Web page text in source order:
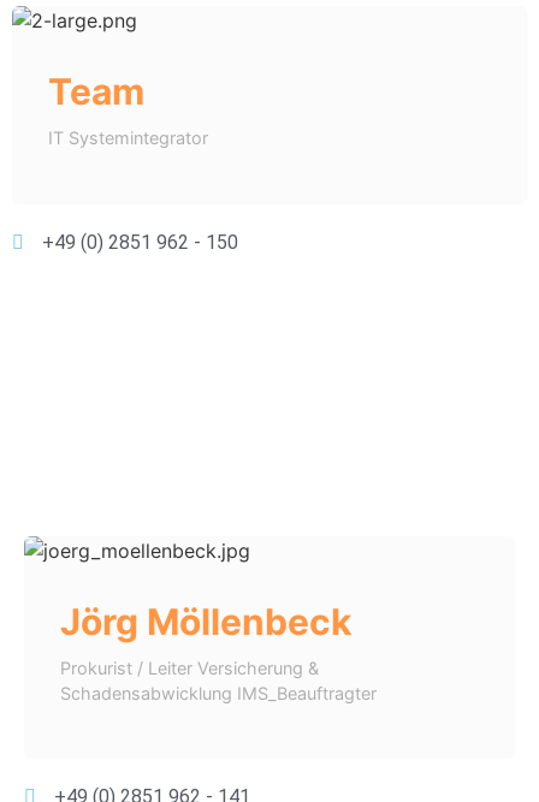
Team
IT Systemintegrator
+49 (0) 2851 962 - 150
Jörg Möllenbeck
Prokurist / Leiter Versicherung &
Schadensabwicklung IMS_Beauftragter
+49 (0) 2851 962 - 141